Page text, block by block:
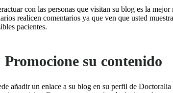
con las personas que visitan su blog es la
realicen comentarios ya que ven que usted
pacientes.
Promocione su contenido
añadir un enlace a su blog en su perfil de